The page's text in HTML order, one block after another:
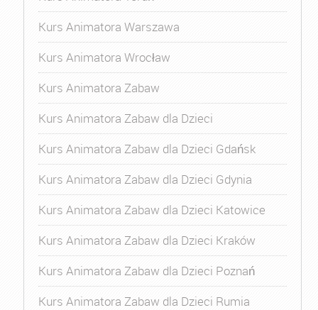
Kurs Animatora Warszawa
Kurs Animatora Wrocław
Kurs Animatora Zabaw
Kurs Animatora Zabaw dla Dzieci
Kurs Animatora Zabaw dla Dzieci Gdańsk
Kurs Animatora Zabaw dla Dzieci Gdynia
Kurs Animatora Zabaw dla Dzieci Katowice
Kurs Animatora Zabaw dla Dzieci Kraków
Kurs Animatora Zabaw dla Dzieci Poznań
Kurs Animatora Zabaw dla Dzieci Rumia